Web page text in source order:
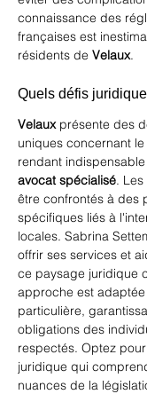
connaissance des
françaises est
résidents de Velaux.
Quels défis
Velaux présente des
uniques concernant le
rendant
avocat spécialisé.
être confrontés à des
spécifiques liés à
locales. Sabrina
offrir ses services et
ce paysage juridique
approche est
particulière,
obligations des
respectés. Optez
juridique qui
nuances de la